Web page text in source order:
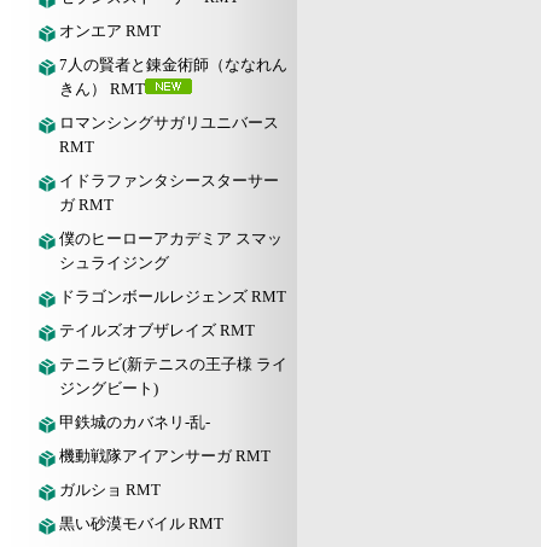
オンエア RMT
7人の賢者と錬金術師（ななれん
きん） RMT
ロマンシングサガリユニバース
RMT
イドラファンタシースターサー
ガ RMT
僕のヒーローアカデミア スマッ
シュライジング
ドラゴンボールレジェンズ RMT
テイルズオブザレイズ RMT
テニラビ(新テニスの王子様 ライ
ジングビート)
甲鉄城のカバネリ-乱-
機動戦隊アイアンサーガ RMT
ガルショ RMT
黒い砂漠モバイル RMT